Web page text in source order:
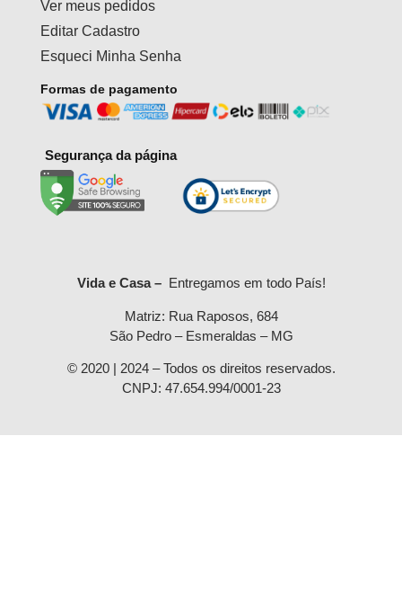
Ver meus pedidos
Editar Cadastro
Esqueci Minha Senha
Formas de pagamento
Segurança da página
Vida e Casa – Entregamos em todo País!
Matriz: Rua Raposos, 684
São Pedro – Esmeraldas – MG
© 2020 | 2024 – Todos os direitos reservados.
CNPJ: 47.654.994/0001-23